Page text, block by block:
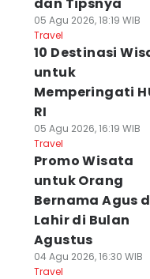
05 Agu 2026, 18:19 WIB
Travel
10 Destinasi
untuk
Memperingati
RI
05 Agu 2026, 16:19 WIB
Travel
Promo Wisata
untuk Orang
Bernama Agus
Lahir di Bulan
Agustus
04 Agu 2026, 16:30 WIB
Travel